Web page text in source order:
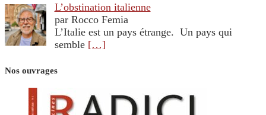
L’obstination italienne
par Rocco Femia
L’Italie est un pays étrange. Un pays qui
semble […]
Nos ouvrages